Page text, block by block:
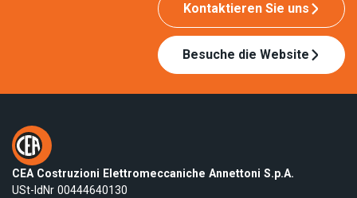
Kontaktieren Sie uns
Besuche die Website
CEA Costruzioni Elettromeccaniche Annettoni S.p.A.
USt-IdNr 00444640130